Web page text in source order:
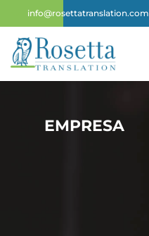
info@rosettatranslation.com
EMPRESA